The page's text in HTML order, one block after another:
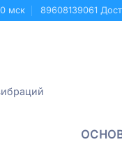
мск 89608139061